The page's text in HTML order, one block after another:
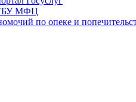
ГБУ МФЦ
по опеке и